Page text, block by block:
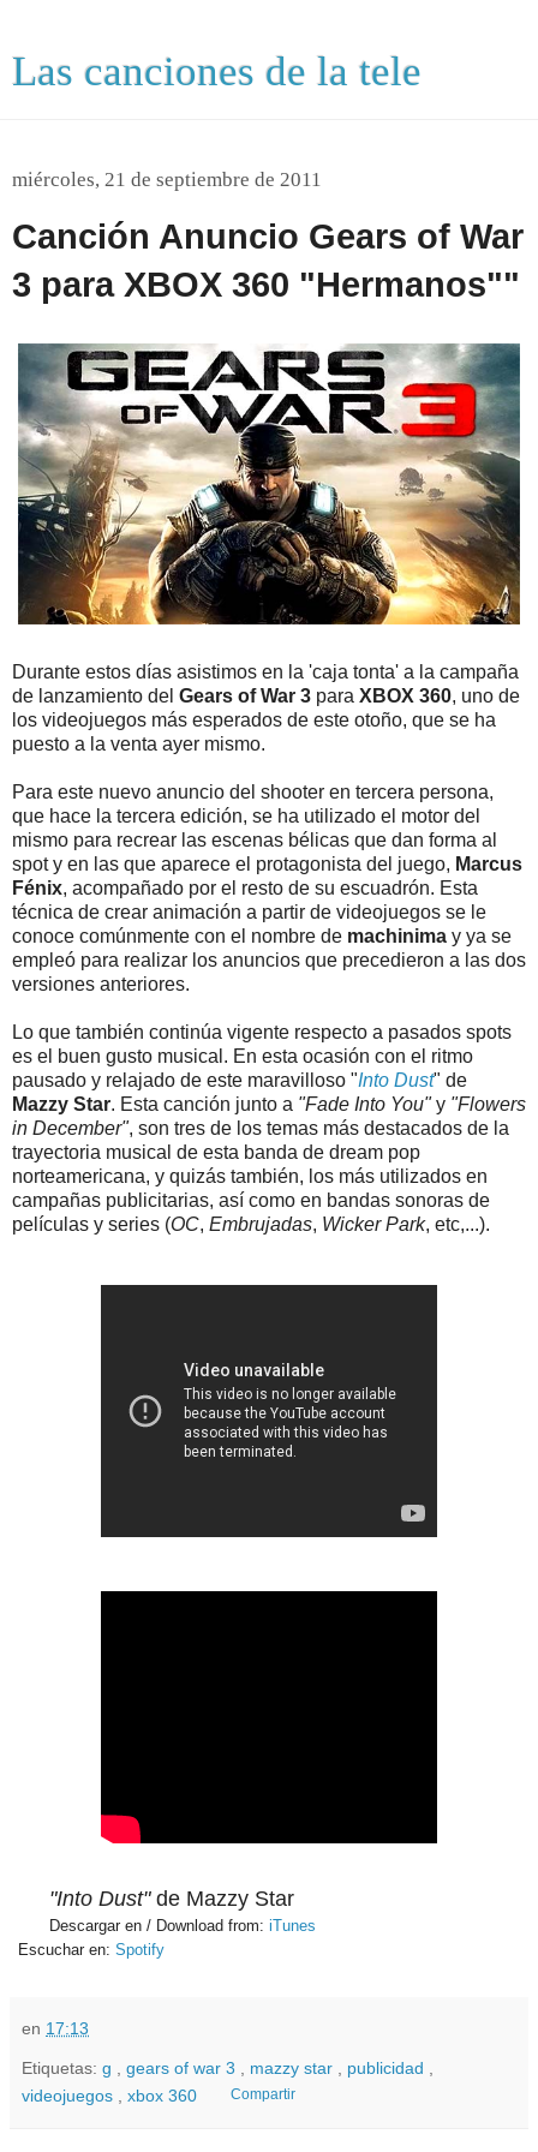
Las canciones de la tele
miércoles, 21 de septiembre de 2011
Canción Anuncio Gears of War
3 para XBOX 360 "Hermanos""
Durante estos días asistimos en la 'caja tonta' a la campaña
de lanzamiento del Gears of War 3 para XBOX 360, uno de
los videojuegos más esperados de este otoño, que se ha
puesto a la venta ayer mismo.
Para este nuevo anuncio del shooter en tercera persona,
que hace la tercera edición, se ha utilizado el motor del
mismo para recrear las escenas bélicas que dan forma al
spot y en las que aparece el protagonista del juego, Marcus
Fénix, acompañado por el resto de su escuadrón. Esta
técnica de crear animación a partir de videojuegos se le
conoce comúnmente con el nombre de machinima y ya se
empleó para realizar los anuncios que precedieron a las dos
versiones anteriores.
Lo que también continúa vigente respecto a pasados spots
es el buen gusto musical. En esta ocasión con el ritmo
pausado y relajado de este maravilloso "Into Dust" de
Mazzy Star. Esta canción junto a "Fade Into You"y "Flowers
in December", son tres de los temas más destacados de la
trayectoria musical de esta banda de dream pop
norteamericana, y quizás también, los más utilizados en
campañas publicitarias, así como en bandas sonoras de
películas y series (OC, Embrujadas, Wicker Park, etc,...).
"Into Dust"de Mazzy Star
Descargar en / Download from: iTunes
Escuchar en: Spotify
en 17:13
Etiquetas: g gears of war 3 mazzy star publicidad
videojuegos
xbox 360 Compartir